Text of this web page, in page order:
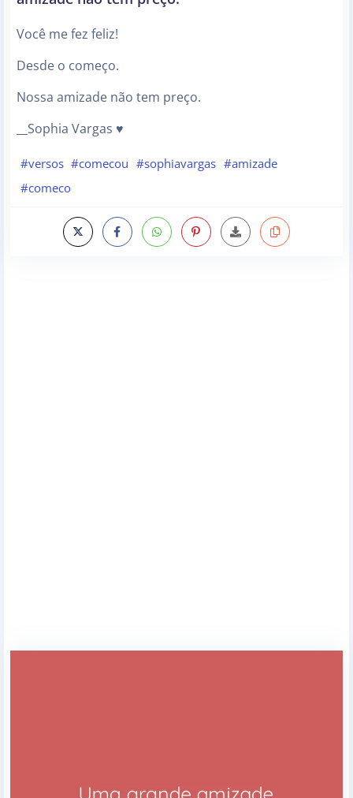
Você me fez feliz!
Desde o começo.
Nossa amizade não tem preço.
__Sophia Vargas ♥
#versos #comecou #sophiavargas #amizade
#comeco